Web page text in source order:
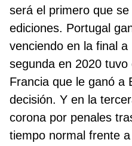
será el primero que
ediciones. Portugal
venciendo en la final
segunda en 2020
Francia que le ganó a
decisión. Y en la
corona por penales
tiempo normal frente